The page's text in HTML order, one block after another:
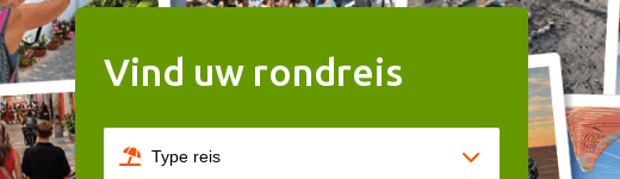
Vind uw rondreis